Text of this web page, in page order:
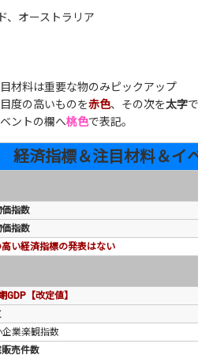
、オーストラリア
材料は重要な物のみピックアップ
度の高いものを赤色、その次を太字
ントの欄へ桃色で表記。
経済指標＆注目材料＆イ
指数
指数
い経済指標の発表はない
GDP【改定値】
企業楽観指数
売件数